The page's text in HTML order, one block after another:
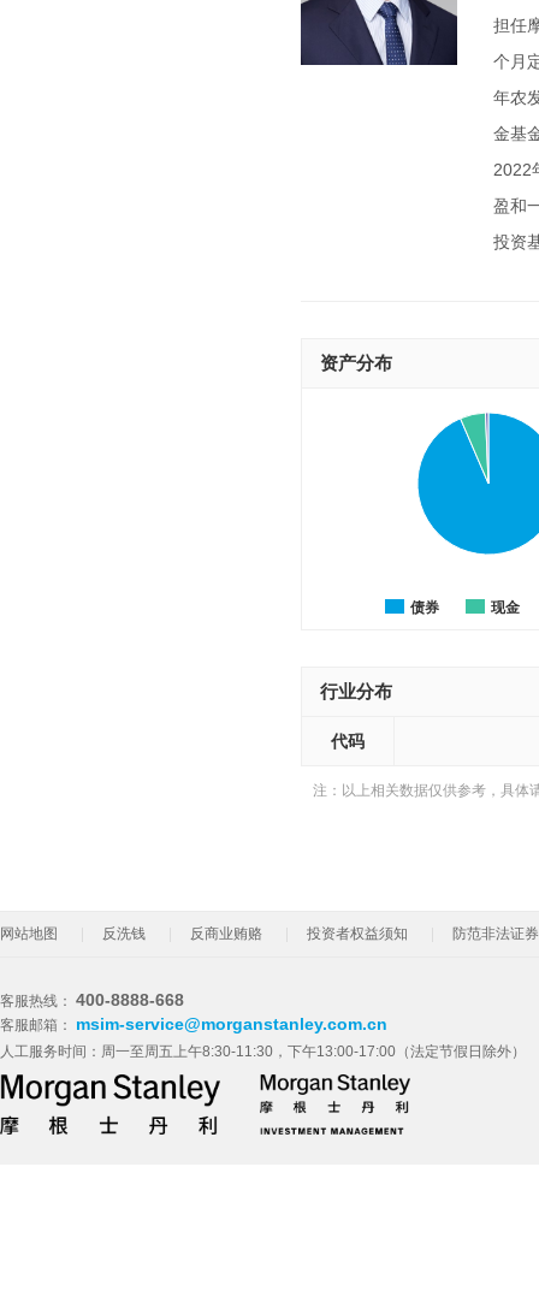
担任
个月
年农
金基
2022
盈和
投资
资产分布
债券 现金
行业分布
代码
注：以上相关数据仅供参考，具体
网站地图 反洗钱 反商业贿赂 投资者权益须知 防范非法证
客服热线： 400-8888-668
客服邮箱： msim-service@morganstanley.com.cn
人工服务时间：周一至周五上午8:30-11:30，下午13:00-17:00（法定节假日除外）